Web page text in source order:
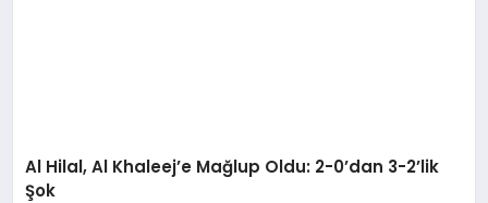
Al Hilal, Al Khaleej’e Mağlup Oldu: 2-0’dan 3-2’lik
Şok